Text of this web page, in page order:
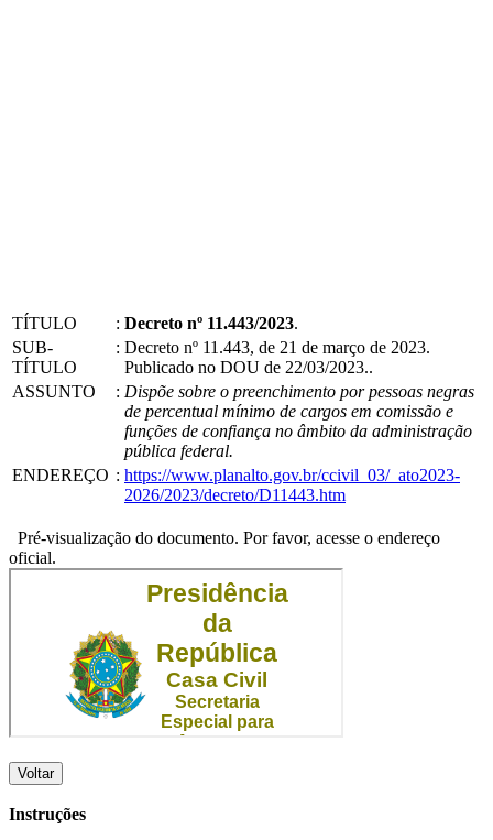
TÍTULO : Decreto nº 11.443/2023.
SUB-
TÍTULO
: Decreto nº 11.443, de 21 de março de 2023.
Publicado no DOU de 22/03/2023..
ASSUNTO
: Dispõe sobre o preenchimento por pessoas negras
de percentual mínimo de cargos em comissão e
funções de confiança no âmbito da administração
pública federal.
ENDEREÇO : https://www.planalto.gov.br/ccivil_03/_ato2023-
2026/2023/decreto/D11443.htm
Pré-visualização do documento. Por favor, acesse o endereço
oficial.
Voltar
Instruções